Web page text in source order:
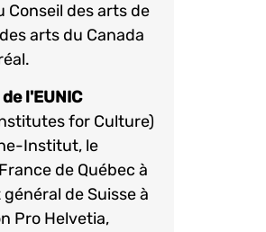
Conseil des arts de
arts du Canada
l'EUNIC
for Culture)
Institut, le
de Québec à
de Suisse à
Pro Helvetia,